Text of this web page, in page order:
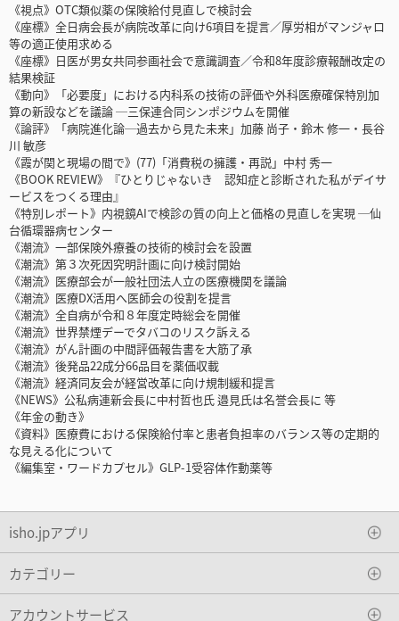
《視点》OTC類似薬の保険給付見直しで検討会
《座標》全日病会長が病院改革に向け6項目を提言／厚労相がマンジャロ
等の適正使用求める
《座標》日医が男女共同参画社会で意識調査／令和8年度診療報酬改定の
結果検証
《動向》「必要度」における内科系の技術の評価や外科医療確保特別加
算の新設などを議論 ─三保連合同シンポジウムを開催
《論評》「病院進化論─過去から見た未来」加藤 尚子・鈴木 修一・長谷
川 敏彦
《霞が関と現場の間で》(77)「消費税の擁護・再説」中村 秀一
《BOOK REVIEW》『ひとりじゃないき 認知症と診断された私がデイサ
ービスをつくる理由』
《特別レポート》内視鏡AIで検診の質の向上と価格の見直しを実現 ─仙
台循環器病センター
《潮流》一部保険外療養の技術的検討会を設置
《潮流》第３次死因究明計画に向け検討開始
《潮流》医療部会が一般社団法人立の医療機関を議論
《潮流》医療DX活用へ医師会の役割を提言
《潮流》全自病が令和８年度定時総会を開催
《潮流》世界禁煙デーでタバコのリスク訴える
《潮流》がん計画の中間評価報告書を大筋了承
《潮流》後発品22成分66品目を薬価収載
《潮流》経済同友会が経営改革に向け規制緩和提言
《NEWS》公私病連新会長に中村哲也氏 邉見氏は名誉会長に 等
《年金の動き》
《資料》医療費における保険給付率と患者負担率のバランス等の定期的
な見える化について
《編集室・ワードカプセル》GLP-1受容体作動薬等
isho.jpアプリ
カテゴリー
アカウントサービス